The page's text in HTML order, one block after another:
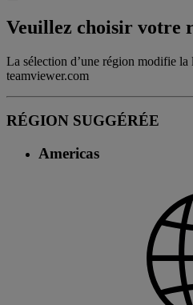
Veuillez choisir votre
La sélection d’une région modifie la
teamviewer.com
RÉGION SUGGÉRÉE
Americas